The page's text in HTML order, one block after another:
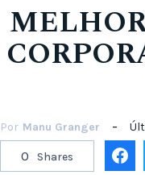
Por Manu Granger
0 Shares